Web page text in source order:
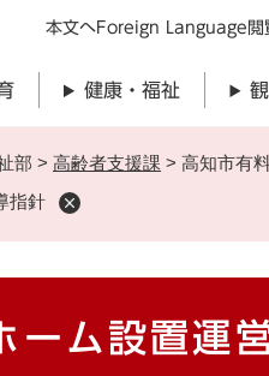
メニュ
本文へForeign Language 閲
健康・福祉
部 > 高齢者支援課 > 高知市有
指針
ーム設置運